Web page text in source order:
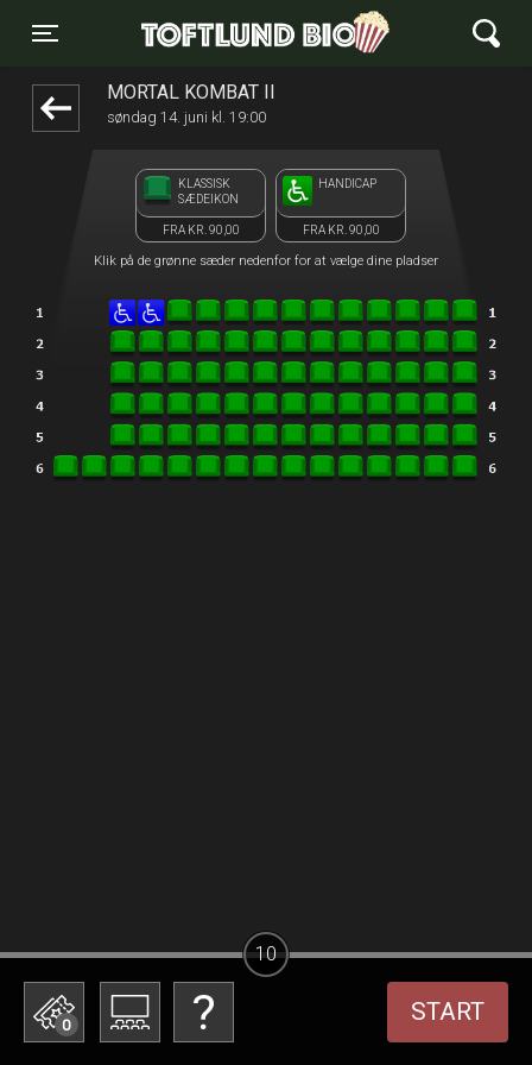
Toggle navigation
Toftlund Biograf
MORTAL KOMBAT II
søndag 14. juni kl. 19:00
KLASSISK
SÆDEIKON
FRA KR. 90,00
HANDICAP
FRA KR. 90,00
Klik på de grønne sæder nedenfor for at vælge dine pladser
0 START
10
1step-front02 104100